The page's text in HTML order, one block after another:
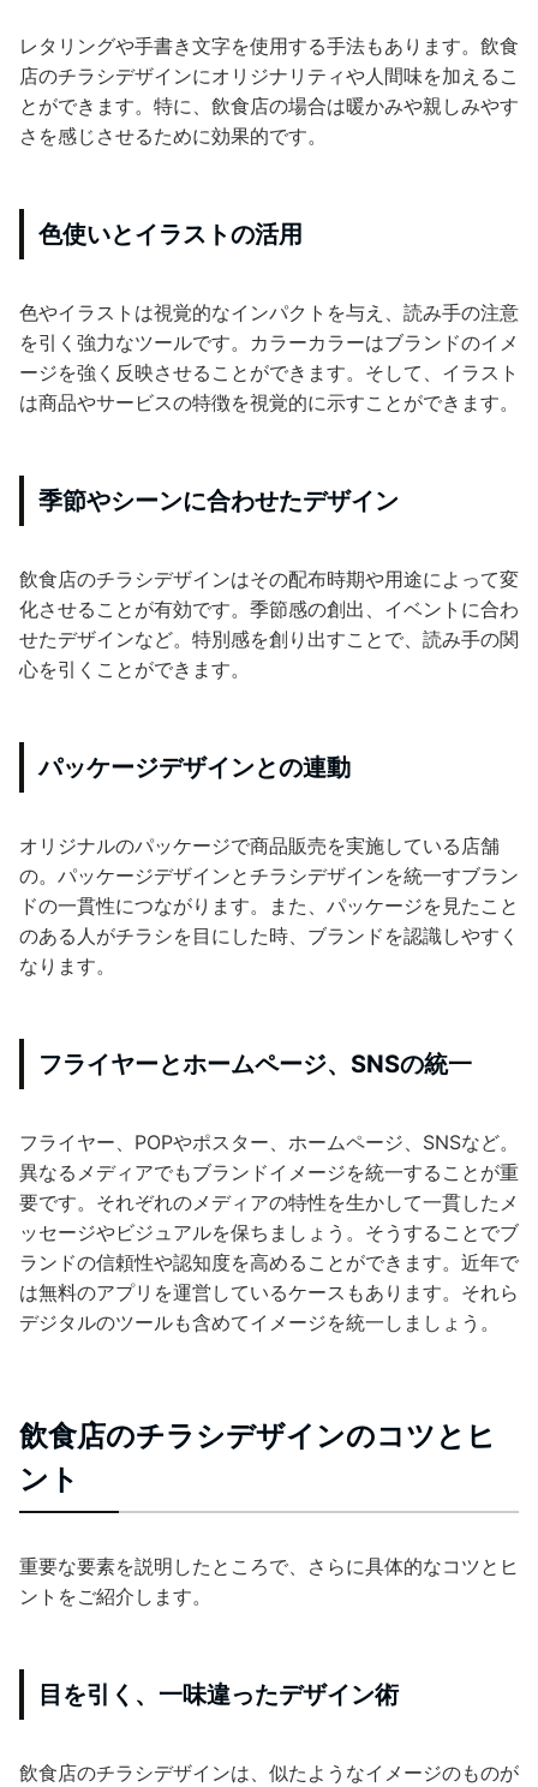
レタリングや手書き文字を使用する手法もあります。飲食
店のチラシデザインにオリジナリティや人間味を加えるこ
とができます。特に、飲食店の場合は暖かみや親しみやす
さを感じさせるために効果的です。
色使いとイラストの活用
色やイラストは視覚的なインパクトを与え、読み手の注意
を引く強力なツールです。カラーカラーはブランドのイメ
ージを強く反映させることができます。そして、イラスト
は商品やサービスの特徴を視覚的に示すことができます。
季節やシーンに合わせたデザイン
飲食店のチラシデザインはその配布時期や用途によって変
化させることが有効です。季節感の創出、イベントに合わ
せたデザインなど。特別感を創り出すことで、読み手の関
心を引くことができます。
パッケージデザインとの連動
オリジナルのパッケージで商品販売を実施している店舗
の。パッケージデザインとチラシデザインを統一すブラン
ドの一貫性につながります。また、パッケージを見たこと
のある人がチラシを目にした時、ブランドを認識しやすく
なります。
フライヤーとホームページ、SNSの統一
フライヤー、POPやポスター、ホームページ、SNSなど。
異なるメディアでもブランドイメージを統一することが重
要です。それぞれのメディアの特性を生かして一貫したメ
ッセージやビジュアルを保ちましょう。そうすることでブ
ランドの信頼性や認知度を高めることができます。近年で
は無料のアプリを運営しているケースもあります。それら
デジタルのツールも含めてイメージを統一しましょう。
飲食店のチラシデザインのコツとヒ
ント
重要な要素を説明したところで、さらに具体的なコツとヒ
ントをご紹介します。
目を引く、一味違ったデザイン術
飲食店のチラシデザインは、似たようなイメージのものが